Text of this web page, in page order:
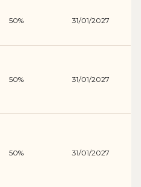
50% 31/01/2027
50% 31/01/2027
50% 31/01/2027